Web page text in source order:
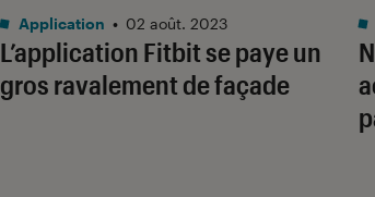
L’application Fitbit se paye un
gros ravalement de façade
Application • 02 août. 2023